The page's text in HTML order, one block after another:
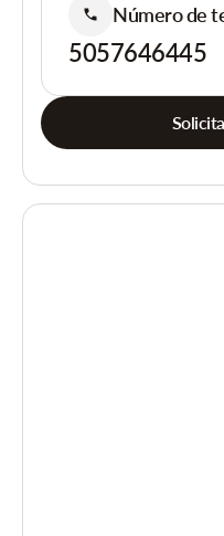
Número de
5057646445